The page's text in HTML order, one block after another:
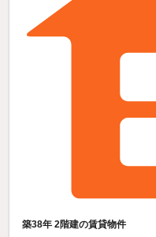
築38年 2階建の賃貸物件